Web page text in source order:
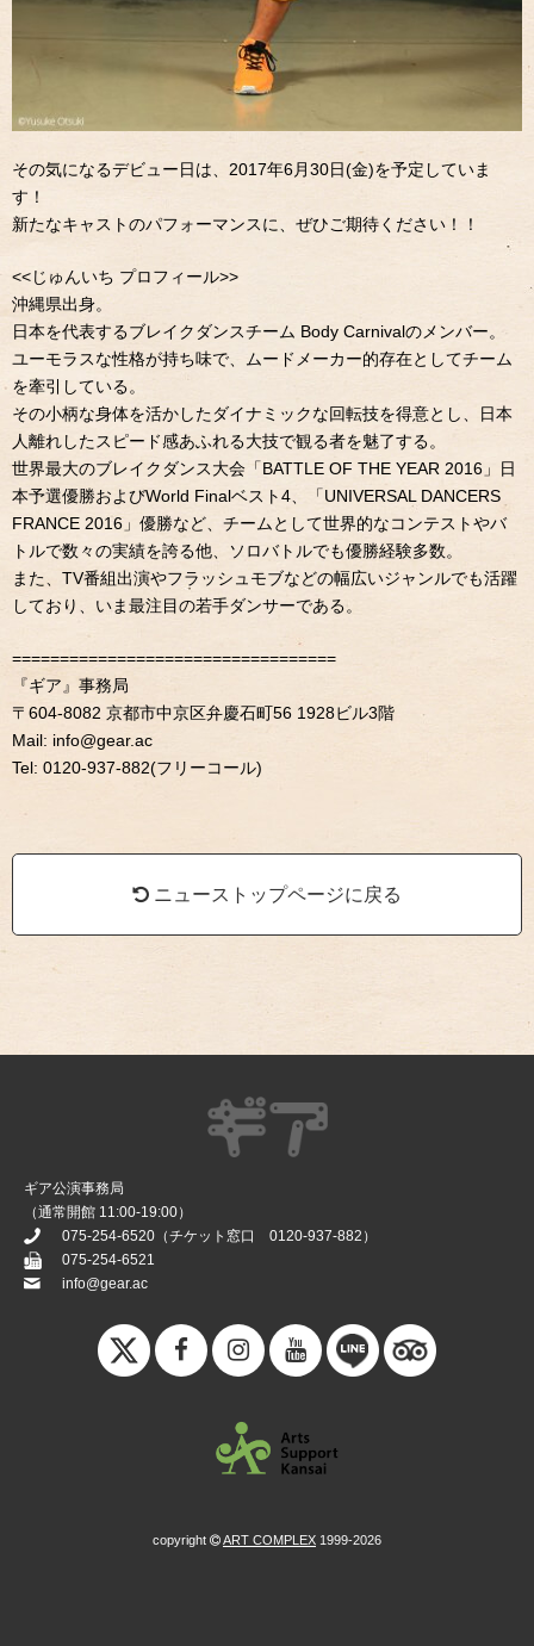
その気になるデビュー日は、2017年6月30日(金)を予定していま
す！
新たなキャストのパフォーマンスに、ぜひご期待ください！！
<<じゅんいち プロフィール>>
沖縄県出身。
日本を代表するブレイクダンスチーム Body Carnivalのメンバー。
ユーモラスな性格が持ち味で、ムードメーカー的存在としてチーム
を牽引している。
その小柄な身体を活かしたダイナミックな回転技を得意とし、日本
人離れしたスピード感あふれる大技で観る者を魅了する。
世界最大のブレイクダンス大会「BATTLE OF THE YEAR 2016」日
本予選優勝およびWorld Finalベスト4、「UNIVERSAL DANCERS
FRANCE 2016」優勝など、チームとして世界的なコンテストやバ
トルで数々の実績を誇る他、ソロバトルでも優勝経験多数。
また、TV番組出演やフラッシュモブなどの幅広いジャンルでも活躍
しており、いま最注目の若手ダンサーである。
==================================
『ギア』事務局
〒604-8082 京都市中京区弁慶石町56 1928ビル3階
Mail: info@gear.ac
Tel: 0120-937-882(フリーコール)
ニューストップページに戻る
ギア公演事務局
（通常開館 11:00-19:00）
075-254-6520 （チケット窓口 0120-937-882 ）
075-254-6521
info@gear.ac
copyright ART COMPLEX 1999-2026